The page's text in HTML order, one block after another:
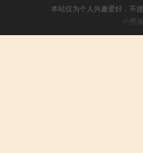
本站仅为个人兴趣爱好，不
小男孩